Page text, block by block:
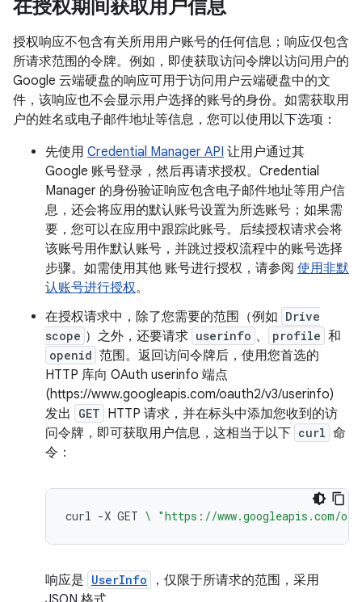
在授权期间获取用户信息
授权响应不包含有关所用用户账号的任何信息；响应仅包含
所请求范围的令牌。例如，即使获取访问令牌以访问用户的
Google 云端硬盘的响应可用于访问用户云端硬盘中的文
件，该响应也不会显示用户选择的账号的身份。如需获取用
户的姓名或电子邮件地址等信息，您可以使用以下选项：
先使用 Credential Manager API 让用户通过其
Google 账号登录，然后再请求授权。Credential
Manager 的身份验证响应包含电子邮件地址等用户信
息，还会将应用的默认账号设置为所选账号；如果需
要，您可以在应用中跟踪此账号。后续授权请求会将
该账号用作默认账号，并跳过授权流程中的账号选择
步骤。如需使用其他 账号进行授权，请参阅 使用非默
认账号进行授权。
在授权请求中，除了您需要的范围（例如 Drive
scope ）之外，还要请求 userinfo 、 profile 和
openid 范围。返回访问令牌后，使用您首选的
HTTP 库向 OAuth userinfo 端点
(https://www.googleapis.com/oauth2/v3/userinfo)
发出
GET HTTP 请求，并在标头中添加您收到的访
问令牌，即可获取用户信息，这相当于以下 curl 命
令：
curl -X GET \ "https://www.googleapis.com/
响应是 UserInfo
，仅限于所请求的范围，采用